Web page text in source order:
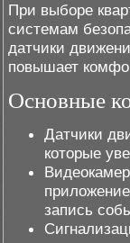
При выборе
системам
датчики
повышает
Основные
Датчики
которые
запись